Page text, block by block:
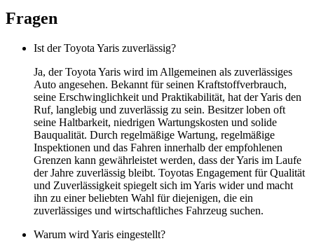
Fragen
Ist der Toyota Yaris zuverlässig?
Ja, der Toyota Yaris wird im Allgemeinen als zuverlässiges
Auto angesehen. Bekannt für seinen Kraftstoffverbrauch,
seine Erschwinglichkeit und Praktikabilität, hat der Yaris den
Ruf, langlebig und zuverlässig zu sein. Besitzer loben oft
seine Haltbarkeit, niedrigen Wartungskosten und solide
Bauqualität. Durch regelmäßige Wartung, regelmäßige
Inspektionen und das Fahren innerhalb der empfohlenen
Grenzen kann gewährleistet werden, dass der Yaris im Laufe
der Jahre zuverlässig bleibt. Toyotas Engagement für Qualität
und Zuverlässigkeit spiegelt sich im Yaris wider und macht
ihn zu einer beliebten Wahl für diejenigen, die ein
zuverlässiges und wirtschaftliches Fahrzeug suchen.
Warum wird Yaris eingestellt?